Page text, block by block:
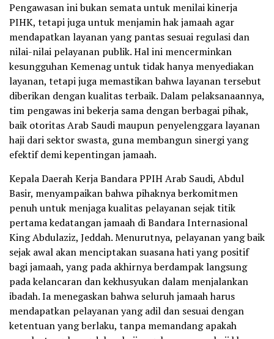
Pengawasan ini bukan semata untuk menilai kinerja
PIHK, tetapi juga untuk menjamin hak jamaah agar
mendapatkan layanan yang pantas sesuai regulasi dan
nilai-nilai pelayanan publik. Hal ini mencerminkan
kesungguhan Kemenag untuk tidak hanya menyediakan
layanan, tetapi juga memastikan bahwa layanan tersebut
diberikan dengan kualitas terbaik. Dalam pelaksanaannya,
tim pengawas ini bekerja sama dengan berbagai pihak,
baik otoritas Arab Saudi maupun penyelenggara layanan
haji dari sektor swasta, guna membangun sinergi yang
efektif demi kepentingan jamaah.
Kepala Daerah Kerja Bandara PPIH Arab Saudi, Abdul
Basir, menyampaikan bahwa pihaknya berkomitmen
penuh untuk menjaga kualitas pelayanan sejak titik
pertama kedatangan jamaah di Bandara Internasional
King Abdulaziz, Jeddah. Menurutnya, pelayanan yang baik
sejak awal akan menciptakan suasana hati yang positif
bagi jamaah, yang pada akhirnya berdampak langsung
pada kelancaran dan kekhusyukan dalam menjalankan
ibadah. Ia menegaskan bahwa seluruh jamaah harus
mendapatkan pelayanan yang adil dan sesuai dengan
ketentuan yang berlaku, tanpa memandang apakah